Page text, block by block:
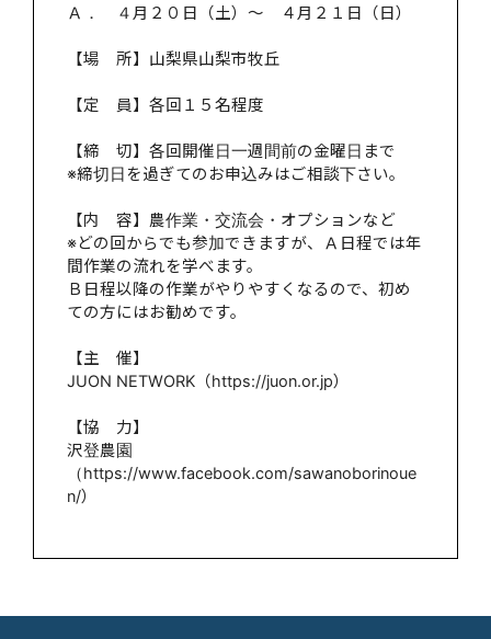
Ａ． ４月２０日（土）～ ４月２１日（日）
【場 所】山梨県山梨市牧丘
【定 員】各回１５名程度
【締 切】各回開催日一週間前の金曜日まで
※締切日を過ぎてのお申込みはご相談下さい。
【内 容】農作業・交流会・オプションなど
※どの回からでも参加できますが、Ａ日程では年
間作業の流れを学べます。
Ｂ日程以降の作業がやりやすくなるので、初め
ての方にはお勧めです。
【主 催】
JUON NETWORK（https://juon.or.jp）
【協 力】
沢登農園
（https://www.facebook.com/sawanoborinoue
n/）